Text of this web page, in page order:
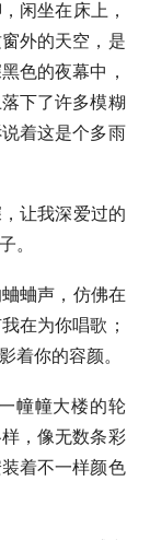
闲坐在床上，
外的天空，是
色的夜幕中，
下了许多模糊
着这是个多雨
让我深爱过的
。
蛐声，仿佛在
在为你唱歌；
着你的容颜。
幢幢大楼的轮
，像无数条彩
着不一样颜色